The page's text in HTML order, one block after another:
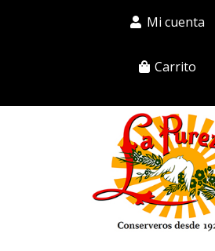
Mi cuenta
Carrito